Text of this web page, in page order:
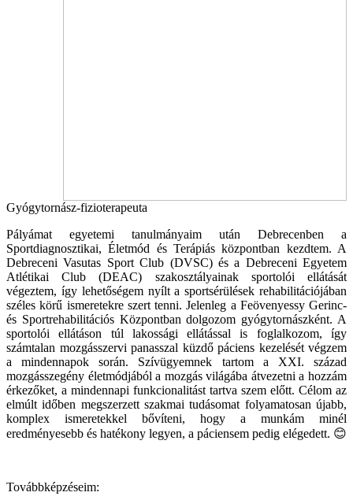
Gyógytornász-fizioterapeuta
Pályámat egyetemi tanulmányaim után Debrecenben a
Sportdiagnosztikai, Életmód és Terápiás központban kezdtem. A
Debreceni Vasutas Sport Club (DVSC) és a Debreceni Egyetem
Atlétikai Club (DEAC) szakosztályainak sportolói ellátását
végeztem, így lehetőségem nyílt a sportsérülések rehabilitációjában
széles körű ismeretekre szert tenni. Jelenleg a Feövenyessy Gerinc-
és Sportrehabilitációs Központban dolgozom gyógytornászként. A
sportolói ellátáson túl lakossági ellátással is foglalkozom, így
számtalan mozgásszervi panasszal küzdő páciens kezelését végzem
a mindennapok során. Szívügyemnek tartom a XXI. század
mozgásszegény életmódjából a mozgás világába átvezetni a hozzám
érkezőket, a mindennapi funkcionalitást tartva szem előtt. Célom az
elmúlt időben megszerzett szakmai tudásomat folyamatosan újabb,
komplex ismeretekkel bővíteni, hogy a munkám minél
eredményesebb és hatékony legyen, a páciensem pedig elégedett. 😊
Továbbképzéseim: